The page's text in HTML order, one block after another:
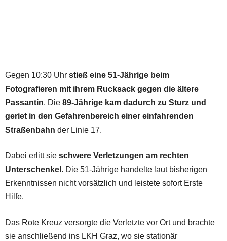
Gegen 10:30 Uhr stieß eine 51-Jährige beim
Fotografieren mit ihrem Rucksack gegen die ältere
Passantin. Die 89-Jährige kam dadurch zu Sturz und
geriet in den Gefahrenbereich einer einfahrenden
Straßenbahn der Linie 17.
Dabei erlitt sie schwere Verletzungen am rechten
Unterschenkel . Die 51-Jährige handelte laut bisherigen
Erkenntnissen nicht vorsätzlich und leistete sofort Erste
Hilfe.
Das Rote Kreuz versorgte die Verletzte vor Ort und brachte
sie anschließend ins LKH Graz, wo sie stationär